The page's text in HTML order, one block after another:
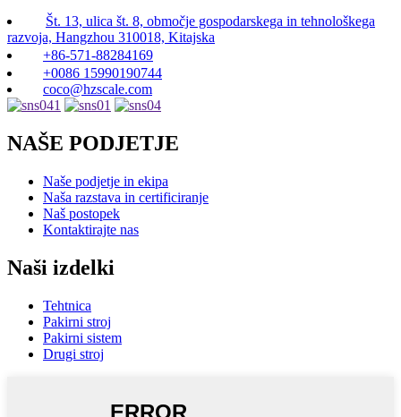
Št. 13, ulica št. 8, območje gospodarskega in tehnološkega
razvoja, Hangzhou 310018, Kitajska
+86-571-88284169
+0086 15990190744
coco@hzscale.com
NAŠE PODJETJE
Naše podjetje in ekipa
Naša razstava in certificiranje
Naš postopek
Kontaktirajte nas
Naši izdelki
Tehtnica
Pakirni stroj
Pakirni sistem
Drugi stroj